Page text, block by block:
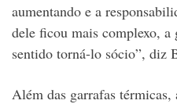
aumentando e a
dele ficou mais complexo, a
sentido torná-lo sócio”, diz
Além das garrafas